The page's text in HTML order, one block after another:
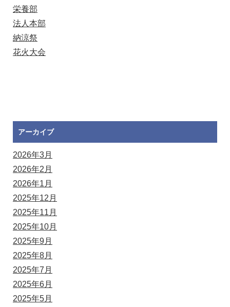
栄養部
法人本部
納涼祭
花火大会
アーカイブ
2026年3月
2026年2月
2026年1月
2025年12月
2025年11月
2025年10月
2025年9月
2025年8月
2025年7月
2025年6月
2025年5月